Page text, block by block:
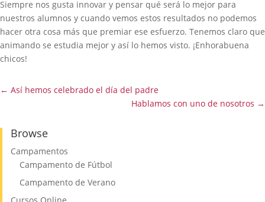
Siempre nos gusta innovar y pensar qué será lo mejor para
nuestros alumnos y cuando vemos estos resultados no podemos
hacer otra cosa más que premiar ese esfuerzo. Tenemos claro que
animando se estudia mejor y así lo hemos visto. ¡Enhorabuena
chicos!
← Así hemos celebrado el día del padre
Hablamos con uno de nosotros →
Browse
Campamentos
Campamento de Fútbol
Campamento de Verano